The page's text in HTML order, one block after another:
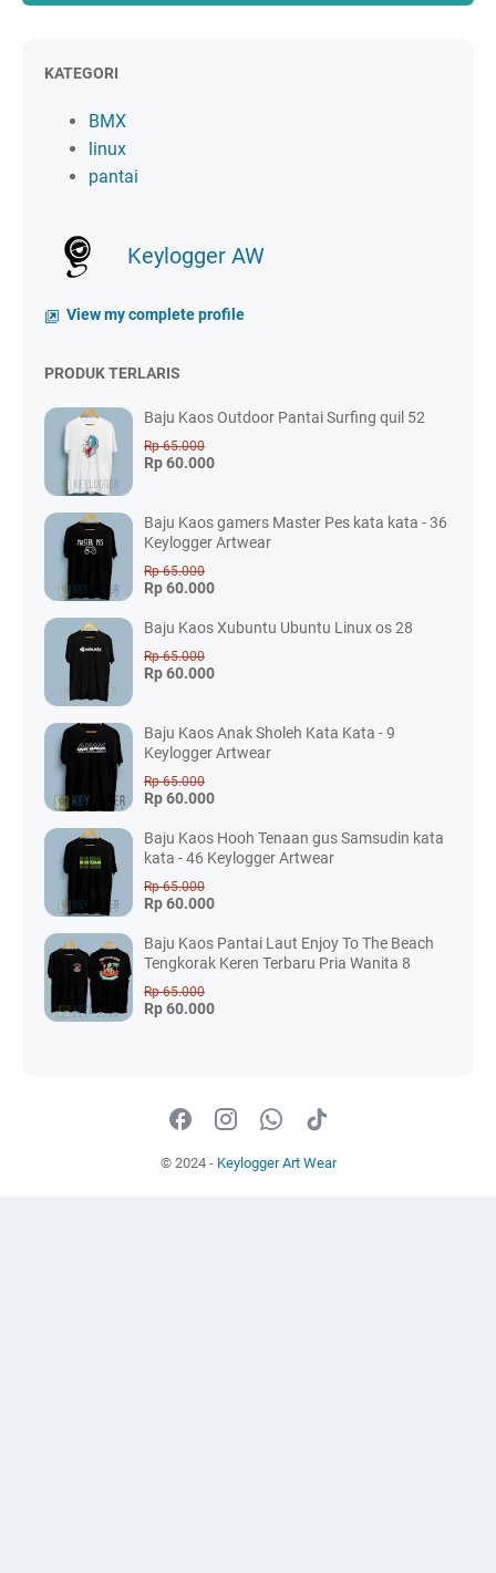
KATEGORI
BMX
linux
pantai
Keylogger AW
View my complete profile
PRODUK TERLARIS
Baju Kaos Outdoor Pantai Surfing quil 52
Rp 65.000
Rp 60.000
Baju Kaos gamers Master Pes kata kata - 36
Keylogger Artwear
Rp 65.000
Rp 60.000
Baju Kaos Xubuntu Ubuntu Linux os 28
Rp 65.000
Rp 60.000
Baju Kaos Anak Sholeh Kata Kata - 9
Keylogger Artwear
Rp 65.000
Rp 60.000
Baju Kaos Hooh Tenaan gus Samsudin kata
kata - 46 Keylogger Artwear
Rp 65.000
Rp 60.000
Baju Kaos Pantai Laut Enjoy To The Beach
Tengkorak Keren Terbaru Pria Wanita 8
Rp 65.000
Rp 60.000
© 2024 - Keylogger Art Wear